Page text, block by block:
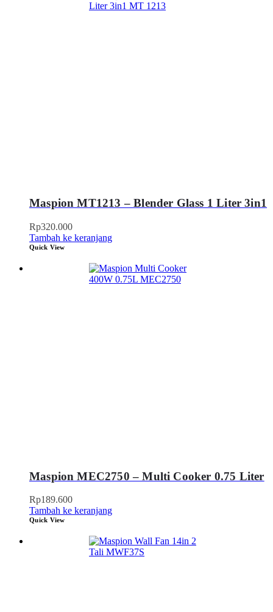
Maspion MT1213 – Blender Glass 1 Liter 3in1
Rp320.000
Tambah ke keranjang
Quick View
Maspion MEC2750 – Multi Cooker 0.75 Liter
Rp189.600
Tambah ke keranjang
Quick View